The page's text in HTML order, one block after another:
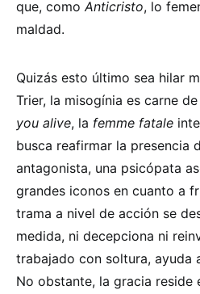
que, como Anticristo, lo
maldad.
Quizás esto último sea hilar
Trier, la misogínia es carne
you alive, la femme fatale
busca reafirmar la presencia
antagonista, una psicópata
grandes iconos en cuanto a
trama a nivel de acción se
medida, ni decepciona ni
trabajado con soltura, ayuda
No obstante, la gracia reside